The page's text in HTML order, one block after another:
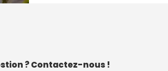
? Contactez-nous !